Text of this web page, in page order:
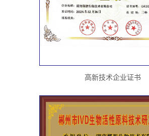
高新技术企业证书